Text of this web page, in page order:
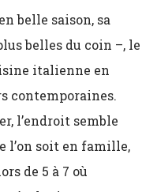
belle saison, sa
belles du coin –­, le
italienne en
contemporaines.
l’endroit semble
l’on soit en famille,
de 5 à 7 où